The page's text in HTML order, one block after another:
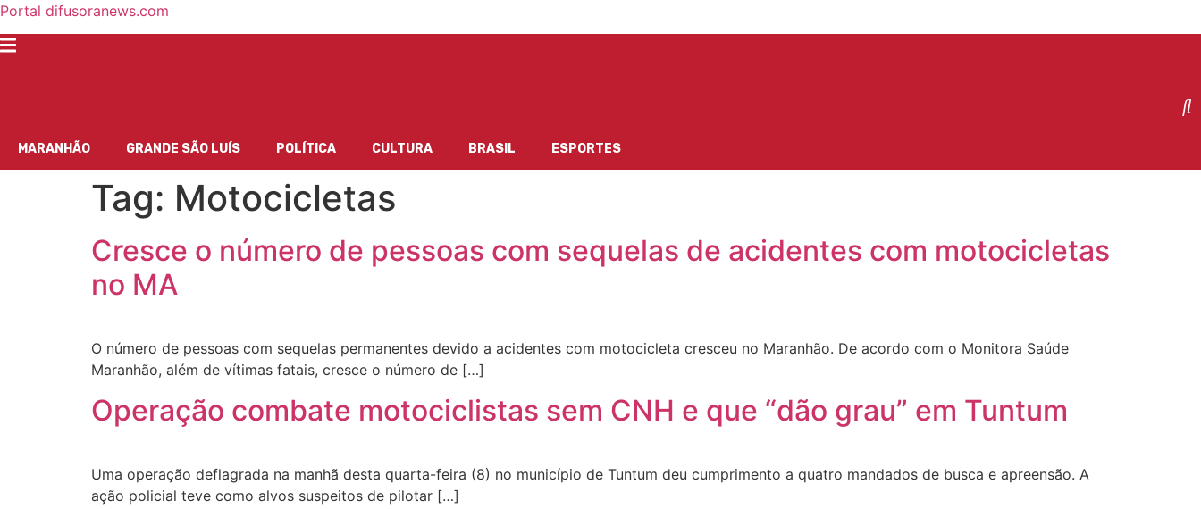
Portal difusoranews.com
MARANHÃO GRANDE SÃO LUÍS POLÍTICA CULTURA BRASIL ESPORTES
Tag: Motocicletas
Cresce o número de pessoas com sequelas de acidentes com motocicletas
no MA
O número de pessoas com sequelas permanentes devido a acidentes com motocicleta cresceu no Maranhão. De acordo com o Monitora Saúde
Maranhão, além de vítimas fatais, cresce o número de […]
Operação combate motociclistas sem CNH e que “dão grau” em Tuntum
Uma operação deflagrada na manhã desta quarta-feira (8) no município de Tuntum deu cumprimento a quatro mandados de busca e apreensão. A
ação policial teve como alvos suspeitos de pilotar […]